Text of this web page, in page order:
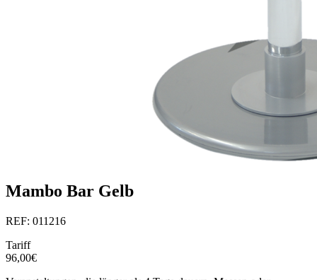
Mambo Bar Gelb
REF: 011216
Tariff
96,00€